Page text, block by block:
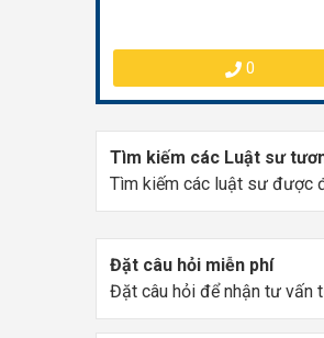
0
Tìm kiếm các Luật sư
Tìm kiếm các luật sư được
Đặt câu hỏi miễn phí
Đặt câu hỏi để nhận tư vấn